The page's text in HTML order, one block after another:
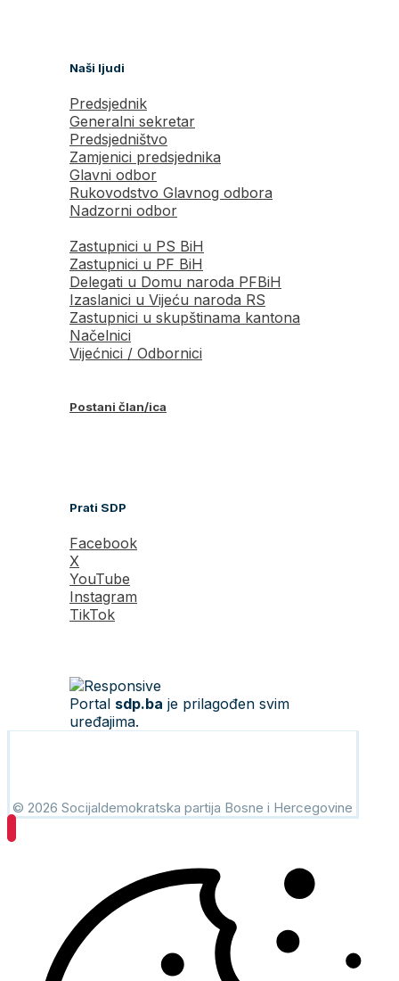
Naši ljudi
Predsjednik
Generalni sekretar
Predsjedništvo
Zamjenici predsjednika
Glavni odbor
Rukovodstvo Glavnog odbora
Nadzorni odbor
Zastupnici u PS BiH
Zastupnici u PF BiH
Delegati u Domu naroda PFBiH
Izaslanici u Vijeću naroda RS
Zastupnici u skupštinama kantona
Načelnici
Vijećnici / Odbornici
Postani član/ica
Prati SDP
Facebook
X
YouTube
Instagram
TikTok
Portal sdp.ba je prilagođen svim
uređajima.
© 2026 Socijaldemokratska partija Bosne i Hercegovine